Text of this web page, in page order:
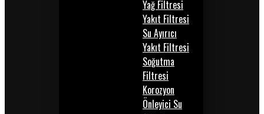
Yağ Filtresi
Yakıt Filtresi
Su Ayırıcı
Yakıt Filtresi
Soğutma
Filtresi
Korozyon
Önleyici Su